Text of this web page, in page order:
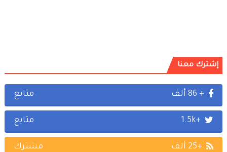
إشترك معنا
+ 86 ألف متابع
+1.5k متابع
+25 ألف مشترك